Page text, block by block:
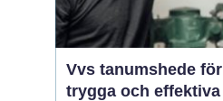
Vvs tanumshede för
trygga och effektiva